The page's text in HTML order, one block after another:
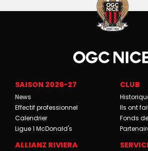
SAISON 2026-27
News
Effectif professionnel
Calendrier
Ligue 1 McDonald's
CLUB
Ils ont
Fonds
ALLIANZ RIVIERA